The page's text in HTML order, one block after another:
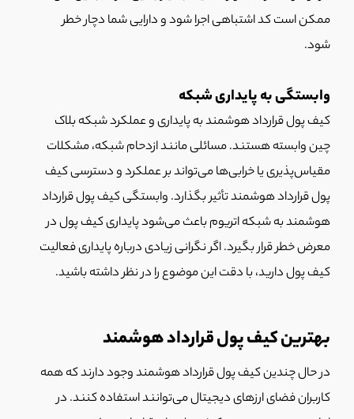
ممکن است کد اشتباهی اجرا شود و دارایی شما دچار خطر
شود.
وابستگی به پایداری شبکه
کیف پول قرارداد هوشمند به پایداری و عملکرد شبکه بلاک
چین وابسته هستند. مسائلی مانند ازدحام شبکه، مشکلات
مقیاس‌پذیری یا خرابی‌ها می‌تواند بر عملکرد و دسترسی کیف
پول قرارداد هوشمند تأثیر بگذارد. وابستگی کیف پول قرارداد
هوشمند به شبکه اتریوم باعث می‌شود پایداری کیف پول در
معرض خطر قرار بگیرد. اگر نگرانی زیادی درباره پایداری فعالیت
کیف پول دارید، با دقت این موضوع را در نظر داشته باشید.
بهترین کیف پول قرارداد هوشمند
در حال چندین کیف پول قرارداد هوشمند وجود دارند که همه
کاربران فضای ارزهای دیجیتال می‌توانند استفاده کنند. در